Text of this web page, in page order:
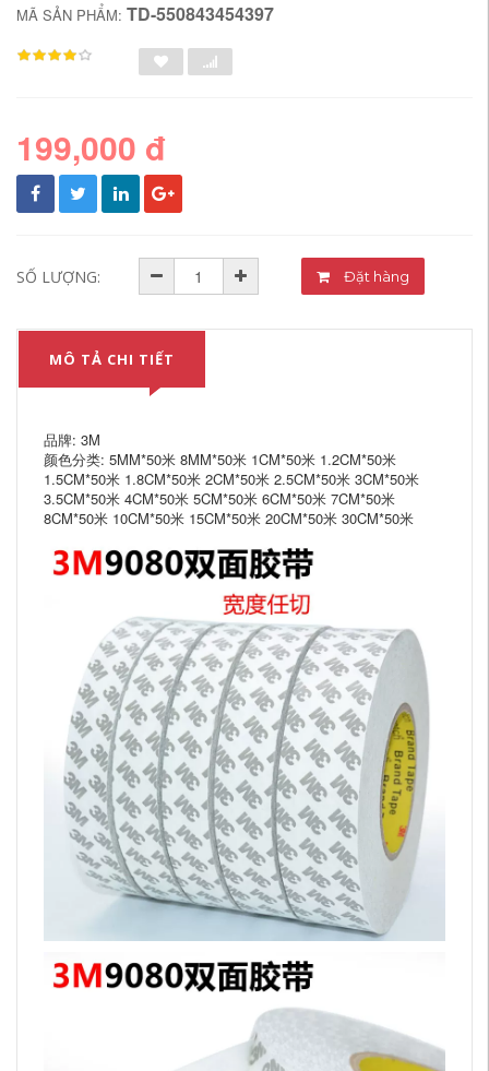
MÃ SẢN PHẨM: TD-550843454397
199,000 đ
SỐ LƯỢNG: Đặt hàng
MÔ TẢ CHI TIẾT
品牌: 3M
颜色分类: 5MM*50米 8MM*50米 1CM*50米 1.2CM*50米
1.5CM*50米 1.8CM*50米 2CM*50米 2.5CM*50米 3CM*50米
3.5CM*50米 4CM*50米 5CM*50米 6CM*50米 7CM*50米
8CM*50米 10CM*50米 15CM*50米 20CM*50米 30CM*50米